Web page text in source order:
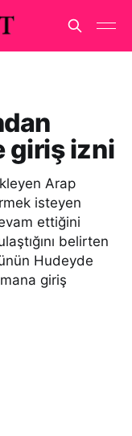
giriş izni
Arap
isteyen
ettiğini
belirten
Hudeyde
giriş